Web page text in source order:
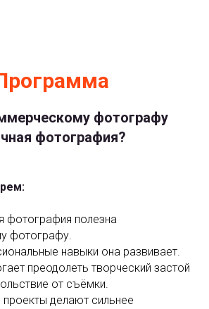
фотографу
фотография?
фотография полезна
фотографу.
навыки она развивает.
преодолеть творческий застой
от съёмки.
делают сильнее